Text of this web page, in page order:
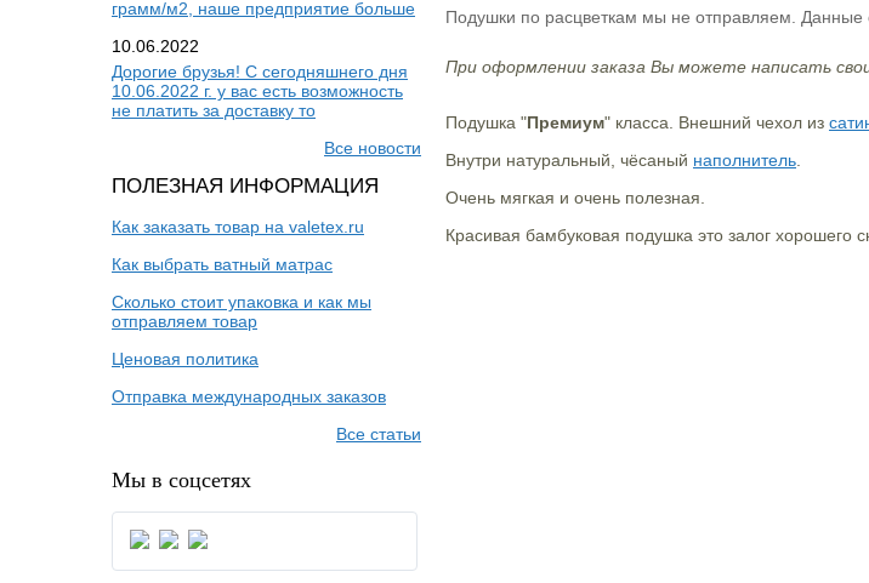
грамм/м2, наше предприятие больше
10.06.2022
Дорогие брузья! С сегодняшнего дня
10.06.2022 г. у вас есть возможность
не платить за доставку то
Все новости
ПОЛЕЗНАЯ ИНФОРМАЦИЯ
Как заказать товар на valetex.ru
Как выбрать ватный матрас
Сколько стоит упаковка и как мы
отправляем товар
Ценовая политика
Отправка международных заказов
Все статьи
Мы в соцсетях
Подушки по расцветкам мы не отправляем. Данные
При оформлении заказа Вы можете написать
Подушка "Премиум" класса. Внешний чехол из
Внутри натуральный, чёсаный наполнитель
Очень мягкая и очень полезная.
Красивая бамбуковая подушка это залог хорошего